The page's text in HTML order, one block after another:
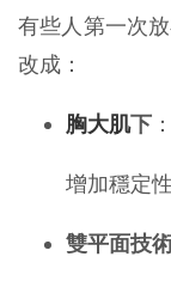
有些人第一次
改成：
胸大肌下 ：
增加穩定
雙平面技